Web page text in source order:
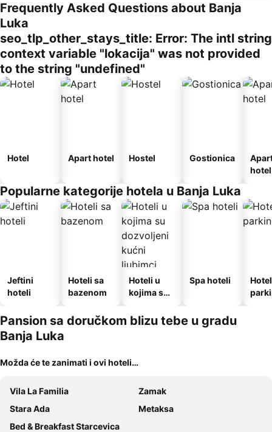
Frequently Asked Questions about Banja
Luka
seo_tlp_other_stays_title: Error: The intl string
context variable "lokacija" was not provided
to the string "undefined"
Hotel Apart hotel Hostel Gostionica
hotel
Popularne kategorije hotela u Banja Luka
Jeftini
hoteli
Hoteli sa
bazenom
Hoteli u
kojima su
kućni
ljubimci
Spa hoteli
Pansion sa doručkom blizu tebe u gradu
Banja Luka
Možda će te zanimati i ovi hoteli…
Vila La Familia
Zamak
Stara Ada
Metaksa
Bed & Breakfast Starcevica